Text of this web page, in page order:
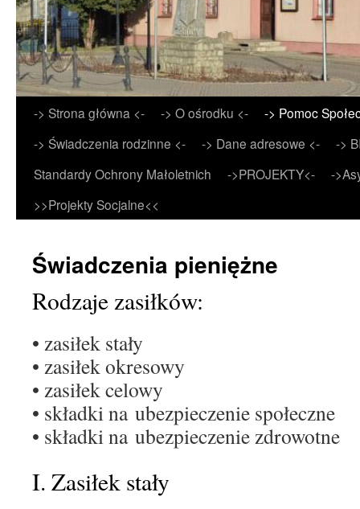
Przejdź
do
treści
-> Strona główna <- -> O ośrodku <-
-> Pomoc
-> Świadczenia rodzinne <-
-> Dane adresowe <-
->
Standardy Ochrony Małoletnich
->PROJEKTY<-
-
>>Projekty Socjalne<<
Świadczenia pieniężne
Rodzaje zasiłków:
• zasiłek stały
• zasiłek okresowy
• zasiłek celowy
• składki na ubezpieczenie społeczne
• składki na ubezpieczenie zdrowotne
I. Zasiłek stały